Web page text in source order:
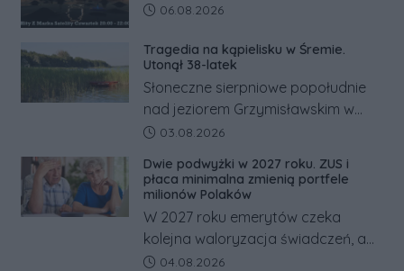
Data dodania artykułu:
06.08.2026
Tragedia na kąpielisku w Śremie.
Utonął 38-latek
Słoneczne sierpniowe popołudnie
nad jeziorem Grzymisławskim w
powiecie śremskim zakończyło się
odwrócić nawet natychmiastowe
działania służb ratunkowych.
Data dodania artykułu:
03.08.2026
Dwie podwyżki w 2027 roku. ZUS i
płaca minimalna zmienią portfele
milionów Polaków
W 2027 roku emerytów czeka
kolejna waloryzacja świadczeń, a
pracowników podwyżka płacy
Data dodania artykułu:
04.08.2026